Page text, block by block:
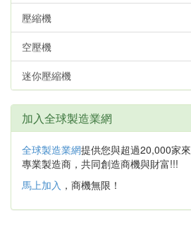
壓縮機
空壓機
迷你壓縮機
加入全球製造業網
全球製造業網提供您與超過20,000家
專業製造商，共同創造商機與財富!!!
馬上加入 ，商機無限！